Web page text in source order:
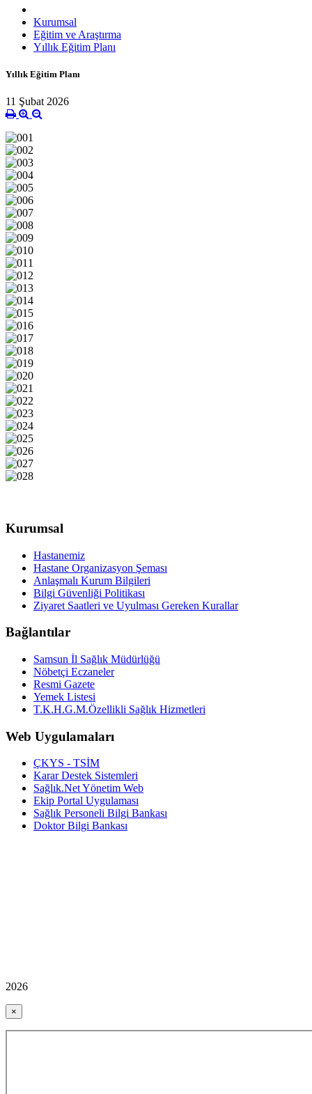
Kurumsal
Eğitim ve Araştırma
Yıllık Eğitim Planı
Yıllık Eğitim Planı
11 Şubat 2026
Kurumsal
Hastanemiz
Hastane Organizasyon Şeması
Anlaşmalı Kurum Bilgileri
Bilgi Güvenliği Politikası
Ziyaret Saatleri ve Uyulması Gereken Kurallar
Bağlantılar
Samsun İl Sağlık Müdürlüğü
Nöbetçi Eczaneler
Resmi Gazete
Yemek Listesi
T.K.H.G.M.Özellikli Sağlık Hizmetleri
Web Uygulamaları
ÇKYS - TSİM
Karar Destek Sistemleri
Sağlık.Net Yönetim Web
Ekip Portal Uygulaması
Sağlık Personeli Bilgi Bankası
Doktor Bilgi Bankası
2026
×